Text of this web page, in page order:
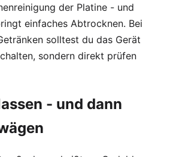
der Platine - und
einfaches Abtrocknen. Bei
solltest du das Gerät
sondern direkt prüfen
- und dann